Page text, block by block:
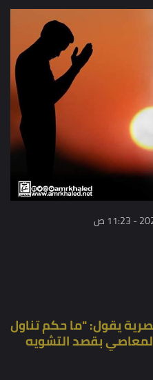
يقول: "ما حكم تناول
بقصد التشويه